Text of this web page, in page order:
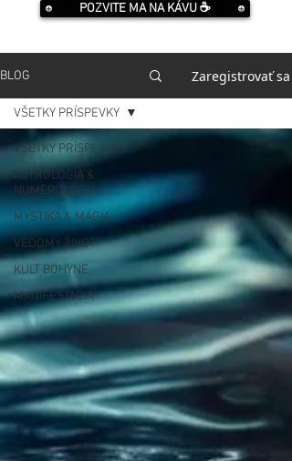
POZVITE MA NA KÁVU ☕️
BLOG Zaregistrovať sa
VŠETKY PRÍSPEVKY
ASTROLÓGIA &
NUMEROLÓGIA
MYSTIKA & MÁGIA
VEDOMÝ ŽIVOT
KULT BOHYNE
MANIFESTÁCIA
VŠETKY PRÍSPEVKY